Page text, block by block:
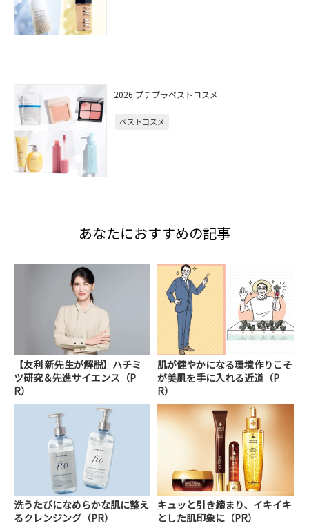
2026 プチプラベストコスメ
ベストコスメ
あなたにおすすめの記事
【友利 新先生が解説】ハチミ
ツ研究＆先進サイエンス（P
R）
肌が健やかになる環境作りこそ
が美肌を手に入れる近道（P
R）
洗うたびになめらかな肌に整え
るクレンジング（PR）
キュッと引き締まり、イキイキ
とした肌印象に（PR）